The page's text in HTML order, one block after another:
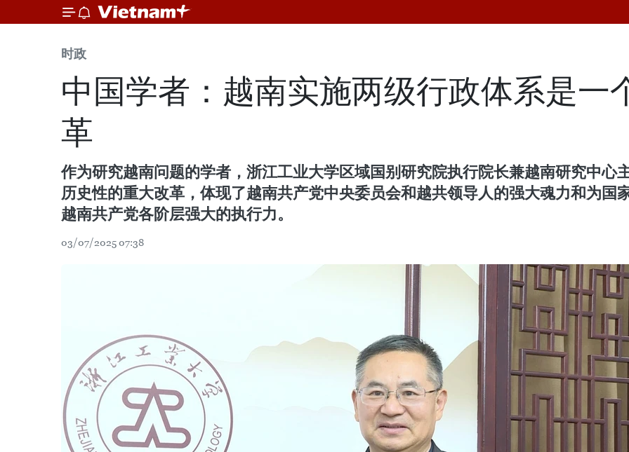
时政
中国学者：越南实施两级行政体系是一
革
作为研究越南问题的学者，浙江工业大学区域国别研究院执行院长兼越南研究中心
历史性的重大改革，体现了越南共产党中央委员会和越共领导人的强大魂力和为国
越南共产党各阶层强大的执行力。
03/07/2025 07:38